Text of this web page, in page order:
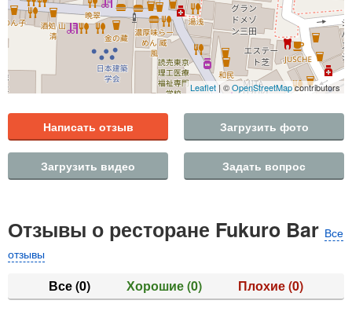
Leaflet | ©OpenStreetMapcontributors
Написать отзыв Загрузить фото
Загрузить видео Задать вопрос
Отзывы о ресторане Fukuro Bar Все
отзывы
Все(0) Хорошие(0) Плохие(0)